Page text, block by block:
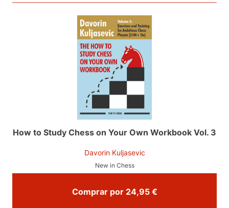
How to Study Chess on Your Own Workbook Vol. 3
Davorin Kuljasevic
New in Chess
Comprar por 24,95 €